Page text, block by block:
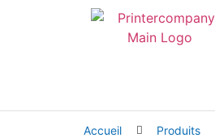
Accueil Produits